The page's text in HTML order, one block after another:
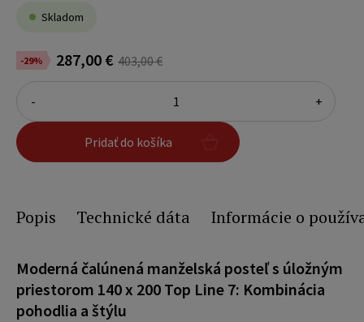
Skladom
-29% 287,00 € 403,00 €
- +
Pridať do košíka
Popis Technické dáta Informácie o
Moderná čalúnená manželská posteľ s úložným
priestorom 140 x 200 Top Line 7: Kombinácia
pohodlia a štýlu